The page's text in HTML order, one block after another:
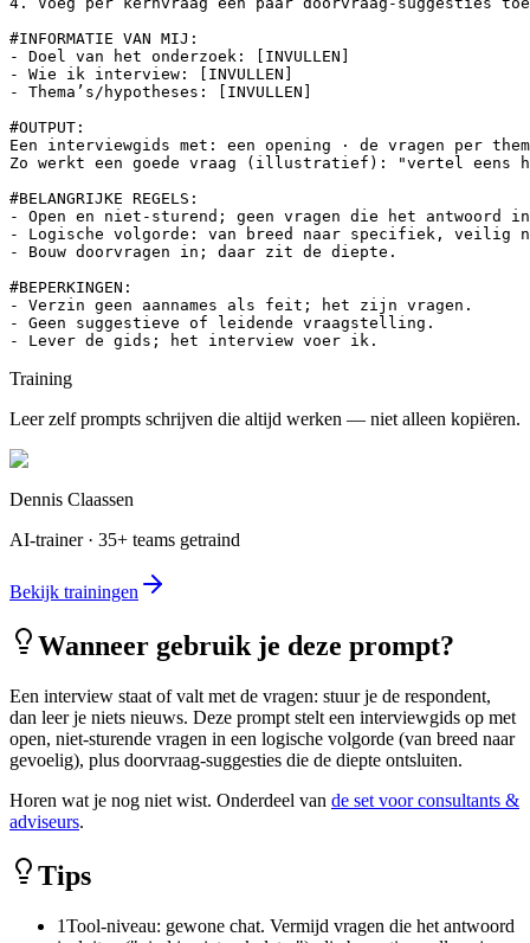
#INFORMATIE VAN MIJ:
- Doel van het onderzoek: [INVULLEN]
- Wie ik interview: [INVULLEN]
- Thema’s/hypotheses: [INVULLEN]
#OUTPUT:
Een interviewgids met: een opening · de vragen per
Zo werkt een goede vraag (illustratief): "vertel eens
#BELANGRIJKE REGELS:
- Open en niet-sturend; geen vragen die het antwoord
- Logische volgorde: van breed naar specifiek, veilig
- Bouw doorvragen in; daar zit de diepte.
#BEPERKINGEN:
- Verzin geen aannames als feit; het zijn vragen.
- Geen suggestieve of leidende vraagstelling.
- Lever de gids; het interview voer ik.
Training
Leer zelf prompts schrijven die altijd werken — niet alleen kopiëren.
Dennis Claassen
AI-trainer · 35+ teams getraind
Bekijk trainingen
Wanneer gebruik je deze prompt?
Een interview staat of valt met de vragen: stuur je de respondent,
dan leer je niets nieuws. Deze prompt stelt een interviewgids op met
open, niet-sturende vragen in een logische volgorde (van breed naar
gevoelig), plus doorvraag-suggesties die de diepte ontsluiten.
Horen wat je nog niet wist. Onderdeel van de set voor consultants &
adviseurs.
Tips
1Tool-niveau: gewone chat. Vermijd vragen die het antwoord